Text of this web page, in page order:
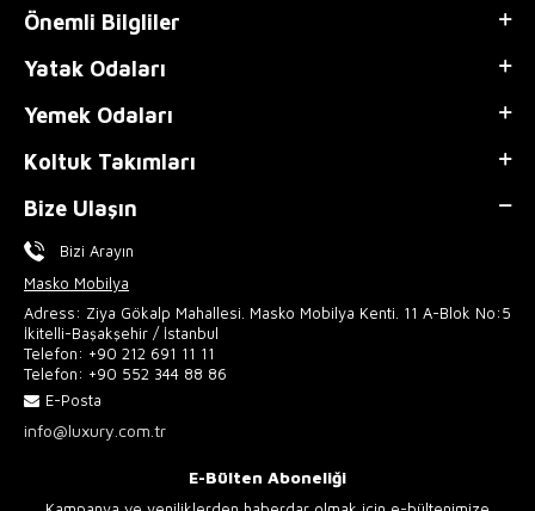
Önemli Bilgliler
Yatak Odaları
Yemek Odaları
Koltuk Takımları
Bize Ulaşın
Bizi Arayın
Masko Mobilya
Adress: Ziya Gökalp Mahallesi. Masko Mobilya Kenti. 11 A-Blok No:5
İkitelli-Başakşehir / İstanbul
Telefon: +90 212 691 11 11
Telefon: +90 552 344 88 86
E-Posta
info@luxury.com.tr
E-Bülten Aboneliği